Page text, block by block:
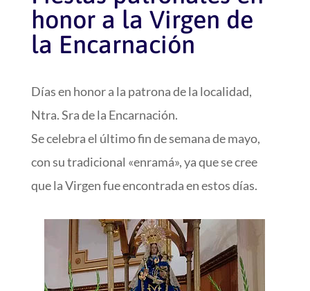
honor a la Virgen de
la Encarnación
Días en honor a la patrona de la localidad,
Ntra. Sra de la Encarnación.
Se celebra el último fin de semana de mayo,
con su tradicional «enramá», ya que se cree
que la Virgen fue encontrada en estos días.